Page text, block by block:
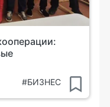
#БИЗНЕС